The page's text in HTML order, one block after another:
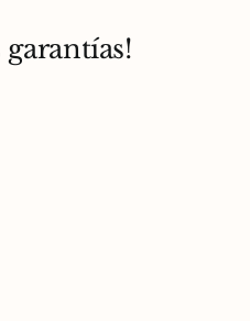
garantías!